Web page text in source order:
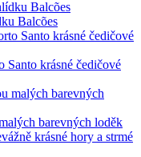
Balcões
Santo krásné čedičové
barevných loděk